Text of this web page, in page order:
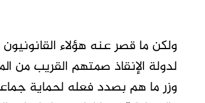
ولكن ما قصر عنه هؤلاء
لدولة الإنقاذ صمتهم القريب من
وزر ما هم بصدد فعله لحماية